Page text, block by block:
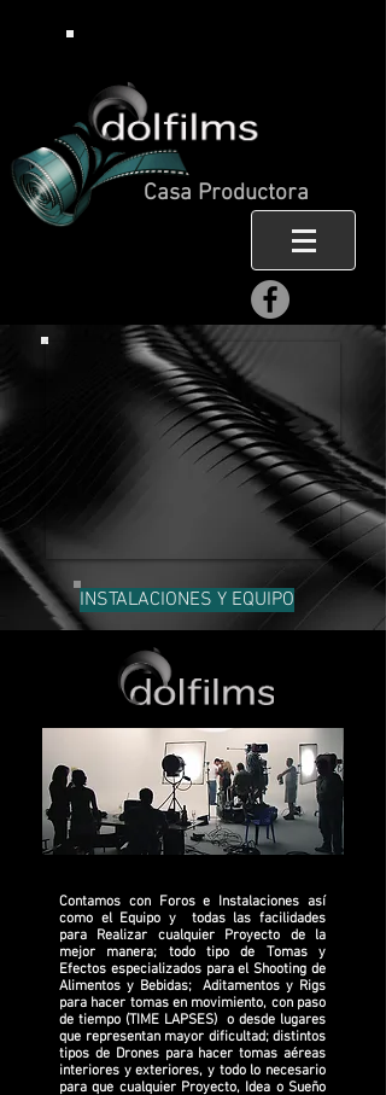
Casa Productora
INSTALACIONES Y EQUIPO
Contamos con Foros e Instalaciones así
como el Equipo y todas las facilidades
para Realizar cualquier Proyecto de la
mejor manera; todo tipo de Tomas y
Efectos especializados para el Shooting de
Alimentos y Bebidas; Aditamentos y Rigs
para hacer tomas en movimiento, con paso
de tiempo (TIME LAPSES) o desde lugares
que representan mayor dificultad; distintos
tipos de Drones para hacer tomas aéreas
interiores y exteriores, y todo lo necesario
para que cualquier Proyecto, Idea o Sueño